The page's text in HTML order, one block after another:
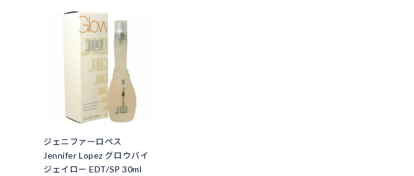
ジェニファーロペス
Jennifer Lopez グロウバイ
ジェイロー EDT/SP 30ml